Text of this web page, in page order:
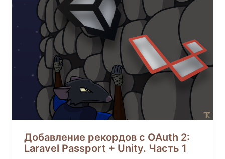
Добавление рекордов с OAuth 2:
Laravel Passport + Unity. Часть 1